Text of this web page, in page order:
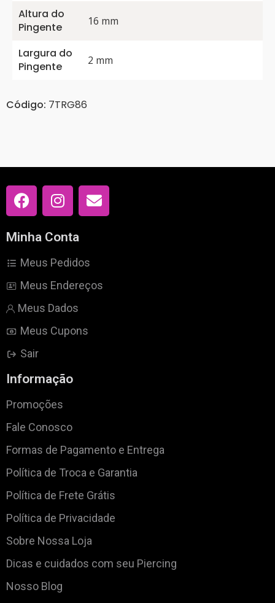
Altura do
Pingente
16 mm
Largura do
Pingente
2 mm
Código: 7TRG86
Minha Conta
Meus Pedidos
Meus Endereços
Meus Dados
Meus Cupons
Sair
Informação
Promoções
Fale Conosco
Formas de Pagamento e Entrega
Política de Troca e Garantia
Política de Frete Grátis
Política de Privacidade
Sobre Nossa Loja
Dicas e cuidados com seu Piercing
Nosso Blog